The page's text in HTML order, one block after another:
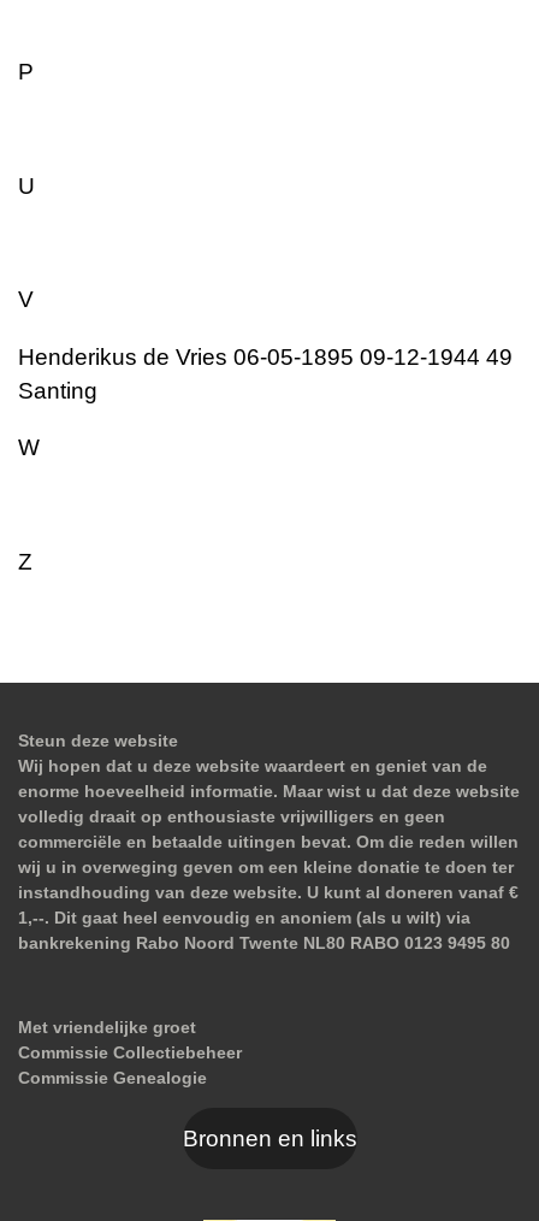
P
U
V
Henderikus de Vries 06-05-1895 09-12-1944 49
Santing
W
Z
Steun deze website
Wij hopen dat u deze website waardeert en geniet van de
enorme hoeveelheid informatie. Maar wist u dat deze website
volledig draait op enthousiaste vrijwilligers en geen
commerciële en betaalde uitingen bevat. Om die reden willen
wij u in overweging geven om een kleine donatie te doen ter
instandhouding van deze website. U kunt al doneren vanaf €
1,--. Dit gaat heel eenvoudig en anoniem (als u wilt) via
bankrekening Rabo Noord Twente NL80 RABO 0123 9495 80
Met vriendelijke groet
Commissie Collectiebeheer
Commissie Genealogie
Bronnen en links